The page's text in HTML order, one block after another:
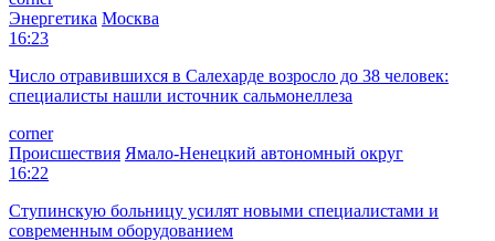
Энергетика Москва
16:23
Число отравившихся в Салехарде возросло до 38 человек:
специалисты нашли источник сальмонеллеза
corner
Происшествия Ямало-Ненецкий автономный округ
16:22
Ступинскую больницу усилят новыми специалистами и
современным оборудованием